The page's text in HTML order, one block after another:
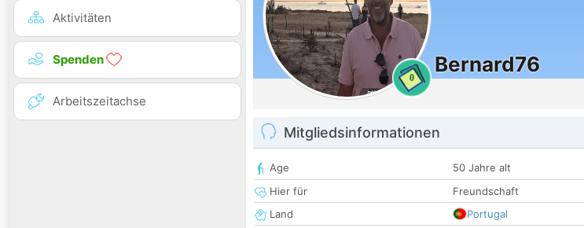
Aktivitäten
Spenden
Arbeitszeitachse
0
Bernard76
Mitgliedsinformationen
Age
50 Jahre alt
Hier für
Freundschaft
Land
Portugal